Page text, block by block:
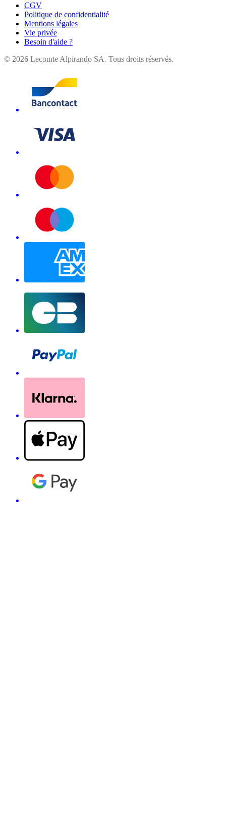
CGV
Politique de confidentialité
Mentions légales
Vie privée
Besoin d'aide ?
© 2026 Lecomte Alpirando SA. Tous droits réservés.